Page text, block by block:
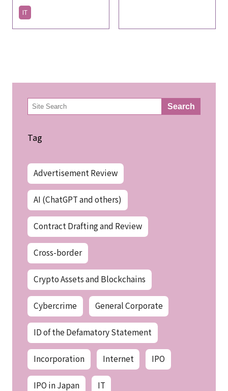
IT
検
索 Search
Tag
Advertisement Review
AI (ChatGPT and others)
Contract Drafting and Review
Cross-border
Crypto Assets and Blockchains
Cybercrime General Corporate
ID of the Defamatory Statement
Incorporation Internet IPO
IPO in Japan IT